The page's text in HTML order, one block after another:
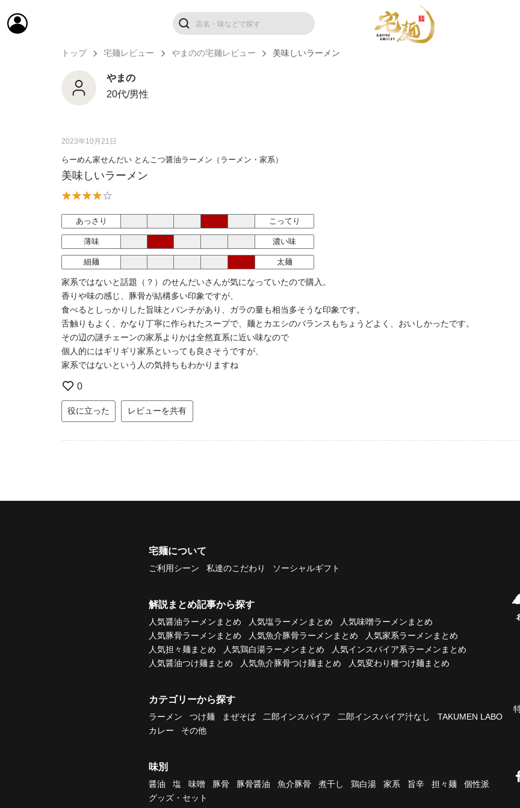
トップ 宅麺レビュー やまのの宅麺レビュー 美味しいラーメン
やまの
20代/男性
2023年10月21日
らーめん家せんだい とんこつ醤油ラーメン（ラーメン・家系）
美味しいラーメン
あっさり こってり
薄味 濃い味
細麺 太麺
家系ではないと話題（？）のせんだいさんが気になっていたので購入。
香りや味の感じ、豚骨が結構多い印象ですが、
食べるとしっかりした旨味とパンチがあり、ガラの量も相当多そうな印象です。
舌触りもよく、かなり丁寧に作られたスープで、麺とカエシのバランスもちょうどよく、おいしかったです。
その辺の謎チェーンの家系よりかは全然直系に近い味なので
個人的にはギリギリ家系といっても良さそうですが、
家系ではないという人の気持ちもわかりますね
0
役に立った レビューを共有
宅麺について
ご利用シーン 私達のこだわり ソーシャルギフト
解説まとめ記事から探す
人気醤油ラーメンまとめ 人気塩ラーメンまとめ
人気味噌ラーメンまとめ
人気豚骨ラーメンまとめ
人気魚介豚骨ラーメンまとめ
人気家系ラーメンまとめ
人気担々麺まとめ
人気鶏白湯ラーメンまとめ
人気インスパイア系ラーメンまとめ
人気醤油つけ麺まとめ
人気魚介豚骨つけ麺まとめ 人気変わり種つけ麺まとめ
カテゴリーから探す
ラーメン つけ麺 まぜそば 二郎インスパイア 二郎インスパイア汁なし
TAKUMEN LABO
カレー
その他
味別
醤油 塩 味噌 豚骨 豚骨醤油 魚介豚骨 煮干し 鶏白湯 家系 旨辛 担々麺
個性派
グッズ・セット